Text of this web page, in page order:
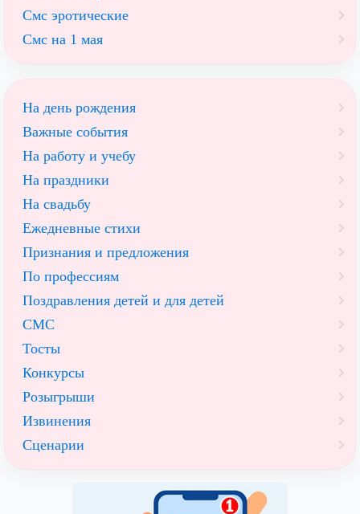
Смс эротические
Смс на 1 мая
На день рождения
Важные события
На работу и учебу
На праздники
На свадьбу
Ежедневные стихи
Признания и предложения
По профессиям
Поздравления детей и для детей
СМС
Тосты
Конкурсы
Розыгрыши
Извинения
Сценарии